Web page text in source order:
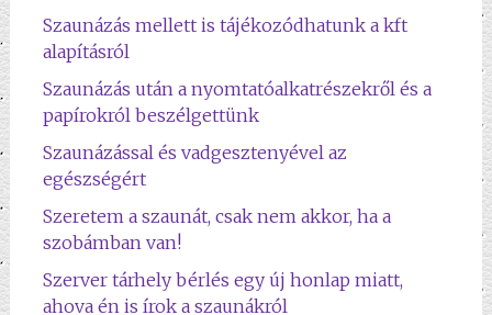
Szaunázás mellett is tájékozódhatunk a kft
alapításról
Szaunázás után a nyomtatóalkatrészekről és a
papírokról beszélgettünk
Szaunázással és vadgesztenyével az
egészségért
Szeretem a szaunát, csak nem akkor, ha a
szobámban van!
Szerver tárhely bérlés egy új honlap miatt,
ahova én is írok a szaunákról